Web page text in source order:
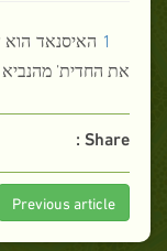
1 האיסנאד
את החדית’
Share :
Previous article